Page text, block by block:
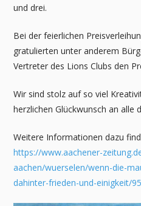
und drei.
Bei der feierlichen
gratulierten unter anderem
Vertreter des Lions Clubs den
Wir sind stolz auf so viel
herzlichen Glückwunsch an alle
Weitere Informationen dazu
https://www.aachener-
aachen/wuerselen/wenn-die-
dahinter-frieden-und-einigkeit/